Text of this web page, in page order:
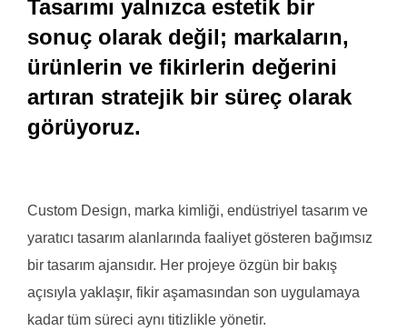
Tasarımı yalnızca estetik bir
sonuç olarak değil; markaların,
ürünlerin ve fikirlerin değerini
artıran stratejik bir süreç olarak
görüyoruz.
Custom Design, marka kimliği, endüstriyel tasarım ve
yaratıcı tasarım alanlarında faaliyet gösteren bağımsız
bir tasarım ajansıdır. Her projeye özgün bir bakış
açısıyla yaklaşır, fikir aşamasından son uygulamaya
kadar tüm süreci aynı titizlikle yönetir.